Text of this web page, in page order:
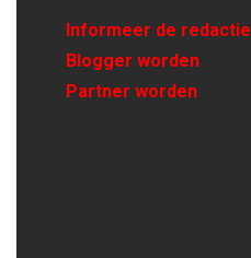
Informeer de redactie
Blogger worden
Partner worden